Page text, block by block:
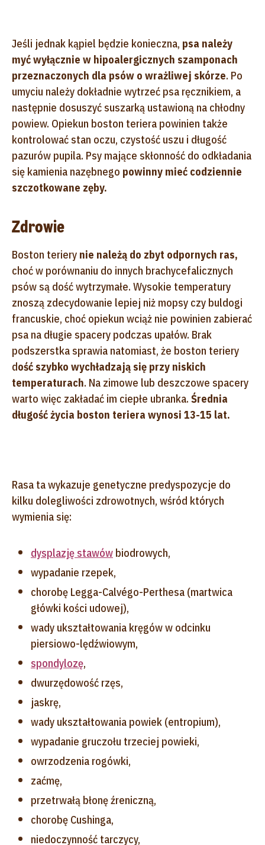
Jeśli jednak kąpiel będzie konieczna, psa należy
myć wyłącznie w hipoalergicznych szamponach
przeznaczonych dla psów o wrażliwej skórze. Po
umyciu należy dokładnie wytrzeć psa ręcznikiem, a
następnie dosuszyć suszarką ustawioną na chłodny
powiew. Opiekun boston teriera powinien także
kontrolować stan oczu, czystość uszu i długość
pazurów pupila. Psy mające skłonność do odkładania
się kamienia nazębnego powinny mieć codziennie
szczotkowane zęby.
Zdrowie
Boston teriery nie należą do zbyt odpornych ras,
choć w porównaniu do innych brachycefalicznych
psów są dość wytrzymałe. Wysokie temperatury
znoszą zdecydowanie lepiej niż mopsy czy buldogi
francuskie, choć opiekun wciąż nie powinien zabierać
psa na długie spacery podczas upałów. Brak
podszerstka sprawia natomiast, że boston teriery
dość szybko wychładzają się przy niskich
temperaturach. Na zimowe lub deszczowe spacery
warto więc zakładać im ciepłe ubranka. Średnia
długość życia boston teriera wynosi 13-15 lat.
Rasa ta wykazuje genetyczne predyspozycje do
kilku dolegliwości zdrowotnych, wśród których
wymienia się:
dysplazję stawów biodrowych,
wypadanie rzepek,
chorobę Legga-Calvégo-Perthesa (martwica
główki kości udowej),
wady ukształtowania kręgów w odcinku
piersiowo-lędźwiowym,
spondylozę,
dwurzędowość rzęs,
jaskrę,
wady ukształtowania powiek (entropium),
wypadanie gruczołu trzeciej powieki,
owrzodzenia rogówki,
zaćmę,
przetrwałą błonę źreniczną,
chorobę Cushinga,
niedoczynność tarczycy,